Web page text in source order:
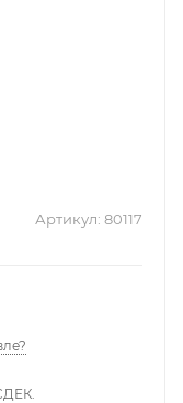
Артикул: 80117